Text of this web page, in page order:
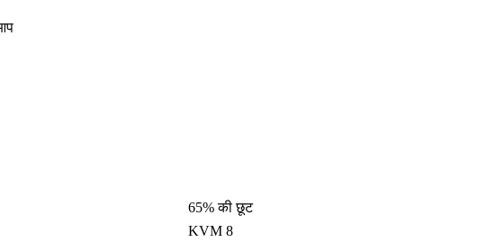
65% की छूट
KVM 8